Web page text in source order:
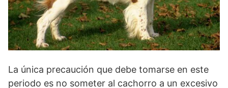
La única precaución que debe tomarse en este
periodo es no someter al cachorro a un excesivo